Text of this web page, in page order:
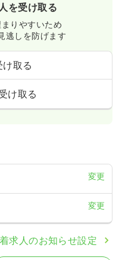
を受け取る
りやすいため
逃しを防げます
取る
け取る
変更
変更
求人のお知らせ設定